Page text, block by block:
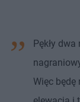
Pękły
Więc będę